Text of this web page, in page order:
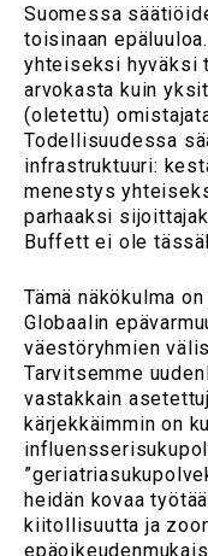
Suomessa
toisinaan
yhteiseksi hyväksi
arvokasta kuin
(oletettu)
Todellisuudessa
infrastruktuuri:
menestys
parhaaksi
Buffett ei ole
Tämä näkökulma
Globaalin
väestöryhmien
Tarvitsemme
vastakkain
kärjekkäimmin on
heidän kovaa
kiitollisuutta ja